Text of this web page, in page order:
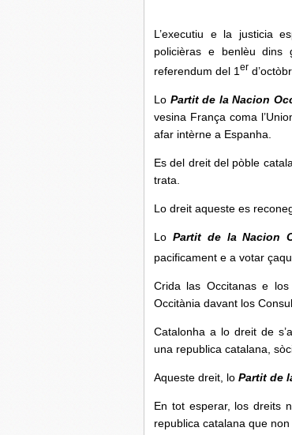
L’executiu e la justicia
policièras e benlèu dins
referendum del 1er
Lo Partit de la Nacion
vesina França coma
afar intèrne a Espanha.
Es del dreit del pòble
trata.
Lo dreit aqueste es
Lo Partit de la Nacion
pacificament e a votar
Crida las Occitanas e
Occitània davant los
Catalonha a lo dreit de
una republica catalana,
Aqueste dreit, lo Partit de
En tot esperar, los dreits
republica catalana que